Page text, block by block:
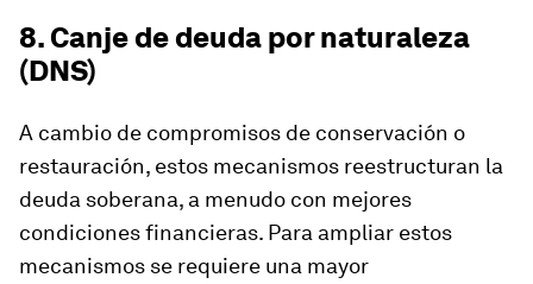
8. Canje de deuda por naturaleza
(DNS)
A cambio de compromisos de conservación o
restauración, estos mecanismos reestructuran la
deuda soberana, a menudo con mejores
condiciones financieras. Para ampliar estos
mecanismos se requiere una mayor